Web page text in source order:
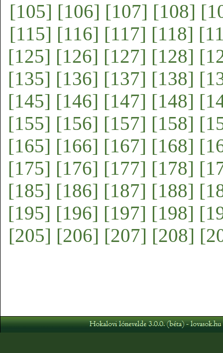
[105] [106] [107] [108]
[115] [116] [117] [118]
[125] [126] [127] [128]
[135] [136] [137] [138]
[145] [146] [147] [148]
[155] [156] [157] [158]
[165] [166] [167] [168]
[175] [176] [177] [178]
[185] [186] [187] [188]
[195] [196] [197] [198]
[205] [206] [207] [208]